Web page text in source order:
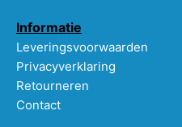
Informatie
Leveringsvoorwaarden
Privacyverklaring
Retourneren
Contact